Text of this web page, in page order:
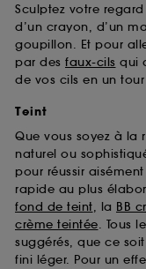
Sculptez votre
d’un crayon, d’un
goupillon. Et pour
par des faux-cils qui
de vos cils en un
Teint
Que vous soyez à la
naturel ou
pour réussir
rapide au plus
fond de teint, la BB
crème teintée. Tous
suggérés, que ce
fini léger. Pour un